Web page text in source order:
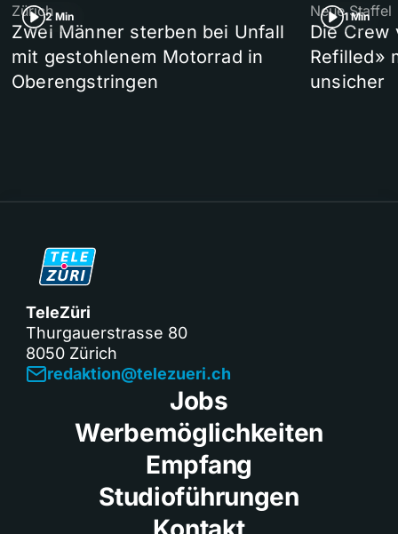
2 Min
Zürich
Zwei Männer sterben bei Unfall
mit gestohlenem Motorrad in
Oberengstringen
1 Min
Neue Staffel
Die Crew
Refilled»
unsicher
TeleZüri
Thurgauerstrasse 80
8050 Zürich
redaktion@telezueri.ch
Jobs
Werbemöglichkeiten
Empfang
Studioführungen